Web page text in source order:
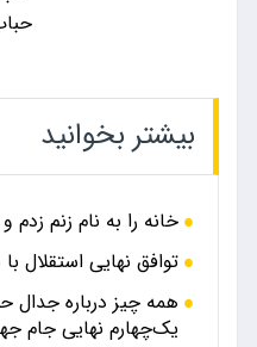
بیشتر بخوانید
خانه را به نام زنم
توافق نهایی استقلال
همه چیز درباره
یک‌چهارم نهایی جام جهانی